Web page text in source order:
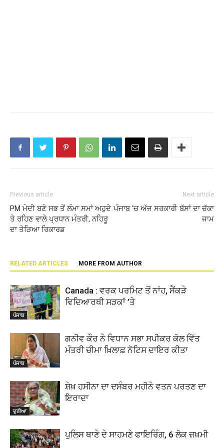
Previous article
PM ਮੋਦੀ ਬਣੇ ਸਭ ਤੋਂ ਲੰਮਾ ਸਮਾਂ ਅਹੁਦੇ
ਤੇ ਰਹਿਣ ਵਾਲੇ ਪ੍ਰਧਾਨ ਮੰਤਰੀ, ਨਹਿਰੂ
ਦਾ ਤੋੜਿਆ ਰਿਕਾਰਡ
Next article
ਪੰਜਾਬ ‘ਚ ਅੱਜ ਸਰਕਾਰੀ ਬੱਸਾਂ ਦਾ ਚੱਕਾ
ਜਾਮ
RELATED ARTICLES MORE FROM AUTHOR
ਪੰਜਾਬ
Canada : ਵਰਕ ਪਰਮਿਟ ਤੋਂ ਨਾਂਹ, ਸੈਂਕੜੇ
ਵਿਦਿਆਰਥੀ ਸੜਕਾਂ ’ਤੇ
ਪੰਜਾਬ
ਗਨੀਵ ਕੌਰ ਨੇ ਵਿਧਾਨ ਸਭਾ ਸਪੀਕਰ ਕੋਲ ਵਿੱਤ
ਮੰਤਰੀ ਚੀਮਾ ਖ਼ਿਲਾਫ਼ ਨੋਟਿਸ ਦਾਇਰ ਕੀਤਾ
ਦੁਨੀਆ
ਸ਼ੇਖ਼ ਹਸੀਨਾ ਦਾ ਦਸੰਬਰ ਮਹੀਨੇ ਵਤਨ ਪਰਤਣ ਦਾ
ਇਰਾਦਾ
ਪੁਲਿਸ ਥਾਣੇ ਦੇ ਸਾਹਮਣੇ ਫਾਇਰਿੰਗ, 6 ਲੋਕ ਜ਼ਖ਼ਮੀ